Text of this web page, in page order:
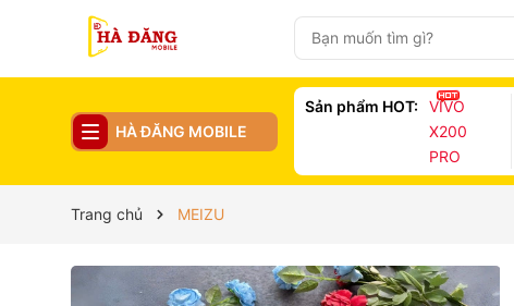
HÀ ĐĂNG MOBILE
Sản phẩm HOT:
VIVO
X200
PRO
Trang chủ MEIZU